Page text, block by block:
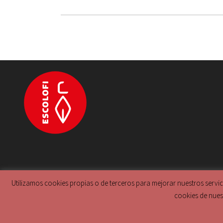
Política de cookies
Utilizamos cookies propias o de terceros para mejorar nuestros
cookies de
Utilizamos
Puedes